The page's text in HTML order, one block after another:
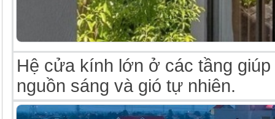
Hệ cửa kính lớn ở các tầng
nguồn sáng và gió tự nhiên.